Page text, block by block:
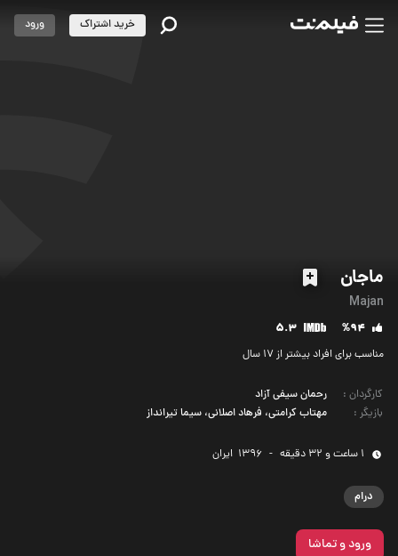
ماجان
Majan
%94
5.3
مناسب برای افراد بیشتر از 17 سال
کارگردان :
رحمان سیفی آزاد
بازیگر : مهتاب کرامتی، فرهاد اصلانی، سیما تیرانداز
1 ساعت و 32 دقیقه -
1396 ‌ ایران
درام
ورود و تماشا
خرید اشتراک ورود